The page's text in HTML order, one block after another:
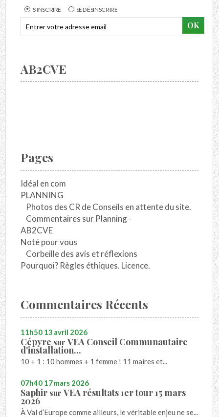
S'INSCRIRE SE DÉSINSCRIRE
AB2CVE
Pages
Idéal en com
PLANNING
Photos des CR de Conseils en attente du site.
Commentaires sur Planning -
AB2CVE
Noté pour vous
Corbeille des avis et réflexions
Pourquoi? Règles éthiques. Licence.
Commentaires Récents
11h50 13 avril 2026
Cépyre surVEA Conseil Communautaire
d'installation...
10 + 1 : 10 hommes + 1 femme ! 11 maires et...
07h40 17mars 2026
Saphir surVEA résultats 1er tour 15 mars
2026
À Val d’Europe comme ailleurs, le véritable enjeu ne se...